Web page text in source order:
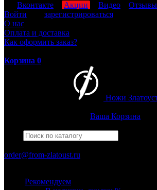
Вконтакте Акции Видео Отзывы
Войти
зарегистрироваться
О нас
Оплата и доставка
Как оформить заказ?
Корзина 0
Ножи
Ваша Корзина
order@from-zlatoust.ru
Рекомендуем